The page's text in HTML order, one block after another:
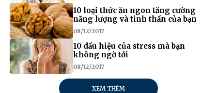
10 loại thức ăn ngon tăng cường
năng lượng và tinh thần của bạn
08/12/2017
10 dấu hiệu của stress mà bạn
không ngờ tới
08/12/2017
XEM THÊM